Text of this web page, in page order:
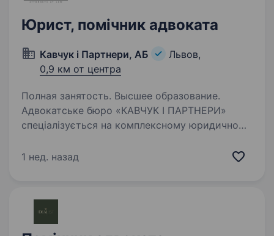
Юрист, помічник адвоката
Кавчук і Партнери, АБ
Львов,
0,9 км от центра
Полная занятость. Высшее образование.
Адвокатське бюро «КАВЧУК І ПАРТНЕРИ»
спеціалізується на комплексному юридичному
та правовому супроводі бізнесу. Для закриття
1 нед. назад